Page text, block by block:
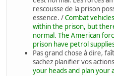
rescousse de la prison
essence. /Combat
within the prison, but
normal. The American
prison have petrol
Pas grand chose à dire,
sachez planifier vos
your heads and plan your